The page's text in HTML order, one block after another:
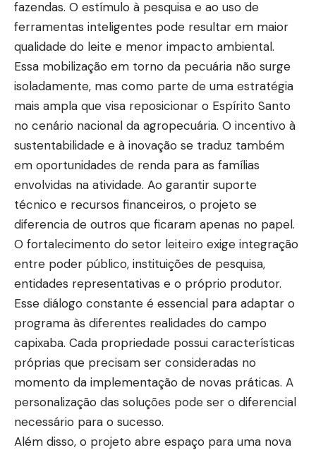
fazendas. O estímulo à pesquisa e ao uso de
ferramentas inteligentes pode resultar em maior
qualidade do leite e menor impacto ambiental.
Essa mobilização em torno da pecuária não surge
isoladamente, mas como parte de uma estratégia
mais ampla que visa reposicionar o Espírito Santo
no cenário nacional da agropecuária. O incentivo à
sustentabilidade e à inovação se traduz também
em oportunidades de renda para as famílias
envolvidas na atividade. Ao garantir suporte
técnico e recursos financeiros, o projeto se
diferencia de outros que ficaram apenas no papel.
O fortalecimento do setor leiteiro exige integração
entre poder público, instituições de pesquisa,
entidades representativas e o próprio produtor.
Esse diálogo constante é essencial para adaptar o
programa às diferentes realidades do campo
capixaba. Cada propriedade possui características
próprias que precisam ser consideradas no
momento da implementação de novas práticas. A
personalização das soluções pode ser o diferencial
necessário para o sucesso.
Além disso, o projeto abre espaço para uma nova